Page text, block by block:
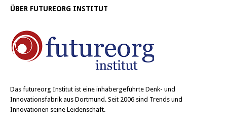
ÜBER FUTUREORG INSTITUT
Das futureorg Institut ist eine inhabergeführte Denk- und
Innovationsfabrik aus Dortmund. Seit 2006 sind Trends und
Innovationen seine Leidenschaft.